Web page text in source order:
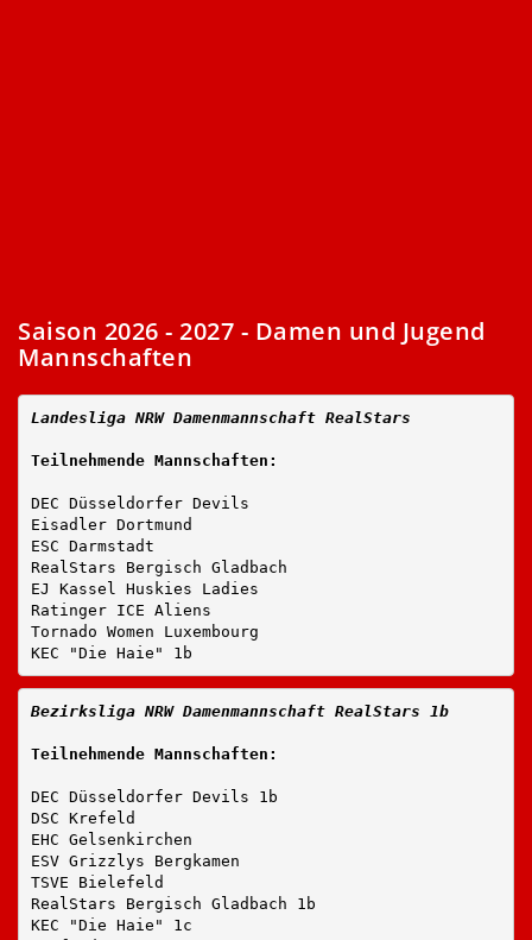
Saison 2026 - 2027 - Damen und Jugend
Mannschaften
Landesliga NRW Damenmannschaft RealStars
Teilnehmende Mannschaften:
DEC Düsseldorfer Devils
Eisadler Dortmund
ESC Darmstadt
RealStars Bergisch Gladbach
EJ Kassel Huskies Ladies
Ratinger ICE Aliens
Tornado Women Luxembourg
KEC "Die Haie" 1b
Bezirksliga NRW Damenmannschaft RealStars 1b
Teilnehmende Mannschaften:
DEC Düsseldorfer Devils 1b
DSC Krefeld
EHC Gelsenkirchen
ESV Grizzlys Bergkamen
TSVE Bielefeld
RealStars Bergisch Gladbach 1b
KEC "Die Haie" 1c